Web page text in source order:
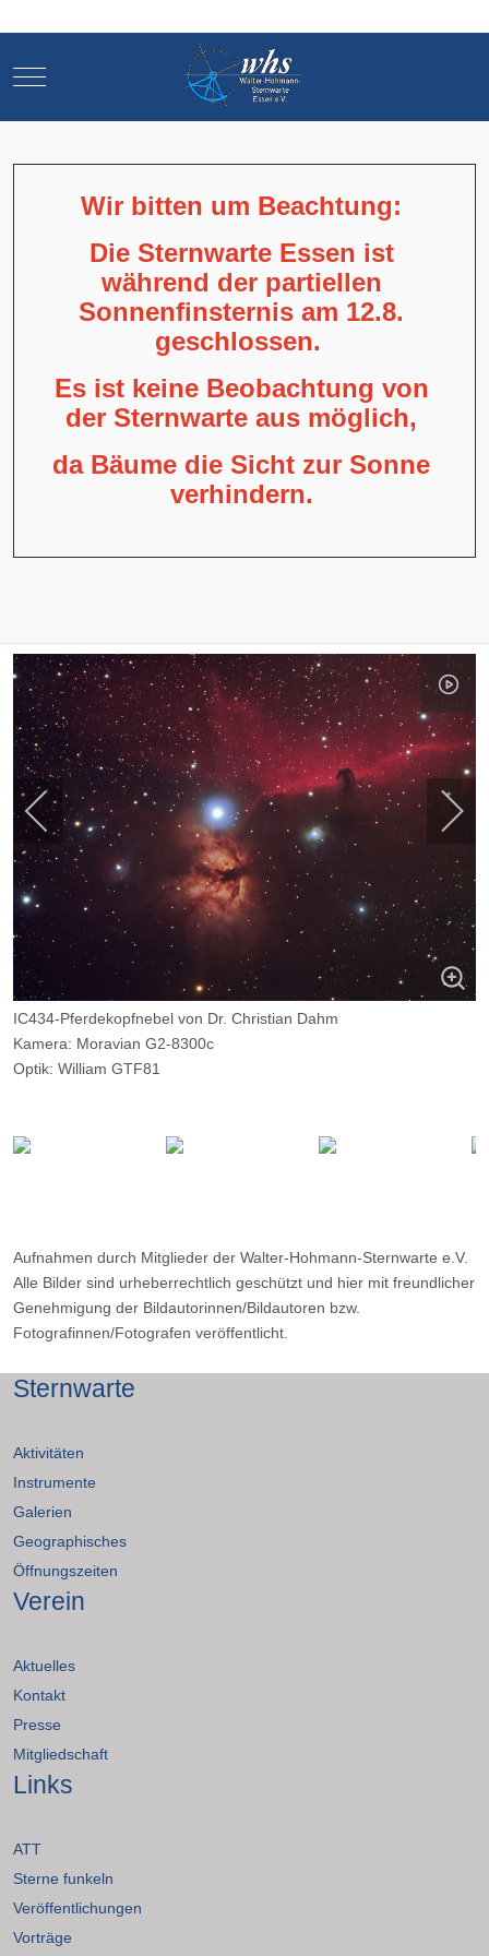
Mobile Menu Toggle
Wir bitten um Beachtung:
Die Sternwarte Essen ist
während der partiellen
Sonnenfinsternis am 12.8.
geschlossen.
Es ist keine Beobachtung von
der Sternwarte aus möglich,
da Bäume die Sicht zur Sonne
verhindern.
IC434-Pferdekopfnebel von Dr. Christian Dahm
Kamera: Moravian G2-8300c
Optik: William GTF81
Ort: Wilkenberg
Aufnahmen durch Mitglieder der Walter-Hohmann-Sternwarte e.V.
Alle Bilder sind urheberrechtlich geschützt und hier mit freundlicher
Genehmigung der Bildautorinnen/Bildautoren bzw.
Fotografinnen/Fotografen veröffentlicht.
Sternwarte
Aktivitäten
Instrumente
Galerien
Geographisches
Öffnungszeiten
Verein
Aktuelles
Kontakt
Presse
Mitgliedschaft
Links
ATT
Sterne funkeln
Veröffentlichungen
Vorträge